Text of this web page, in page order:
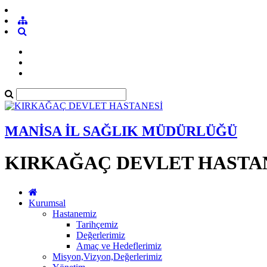
MANİSA İL SAĞLIK MÜDÜRLÜĞÜ
KIRKAĞAÇ DEVLET
Kurumsal
Hastanemiz
Tarihçemiz
Değerlerimiz
Amaç ve Hedeflerimiz
Misyon,Vizyon,Değerlerimiz